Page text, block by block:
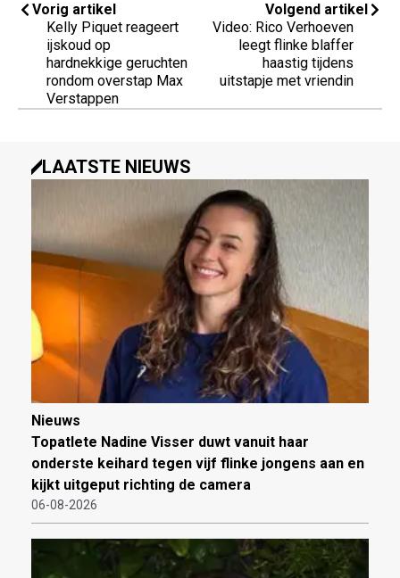
Vorig artikel
Kelly Piquet reageert
ijskoud op
hardnekkige geruchten
rondom overstap Max
Verstappen
Volgend artikel
Video: Rico Verhoeven
leegt flinke blaffer
haastig tijdens
uitstapje met vriendin
LAATSTE NIEUWS
Nieuws
Topatlete Nadine Visser duwt vanuit haar
onderste keihard tegen vijf flinke jongens aan en
kijkt uitgeput richting de camera
06-08-2026